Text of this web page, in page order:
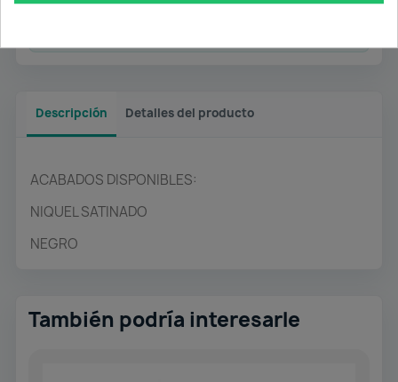
Descripción Detalles del producto
ACABADOS DISPONIBLES:
NIQUEL SATINADO
NEGRO
También podría interesarle